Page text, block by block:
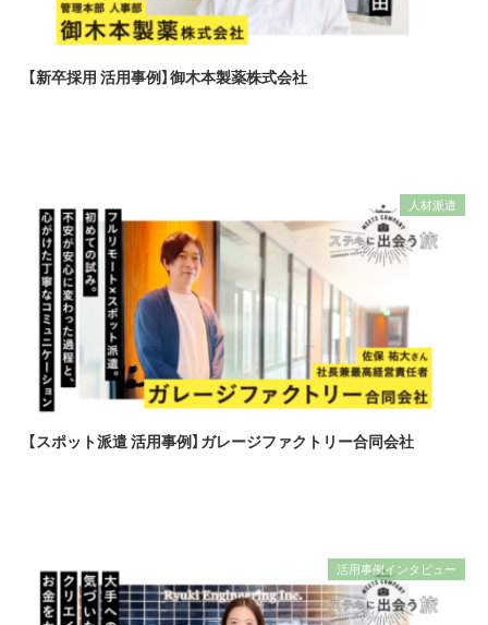
【新卒採用 活用事例】御木本製薬株式会社
【スポット派遣 活用事例】ガレージファクトリー合同会社
人材派遣
活用事例インタビュー